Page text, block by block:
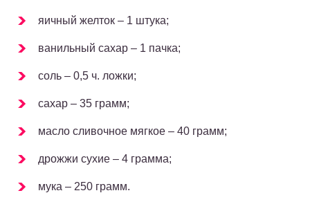
яичный желток – 1 штука;
ванильный сахар – 1 пачка;
соль – 0,5 ч. ложки;
сахар – 35 грамм;
масло сливочное мягкое – 40 грамм;
дрожжи сухие – 4 грамма;
мука – 250 грамм.